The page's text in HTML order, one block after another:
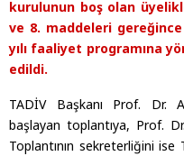
kurulunun boş olan
ve 8. maddeleri
yılı faaliyet programına
edildi.
TADİV Başkanı Prof. Dr.
başlayan toplantıya, Prof.
Toplantının sekreterliğini